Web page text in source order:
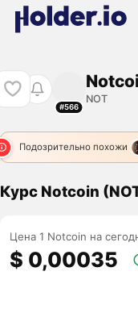
#566
NOT
Подозрительно похожи
Курс Notcoin
Цена 1 Notcoin на
$ 0,00035